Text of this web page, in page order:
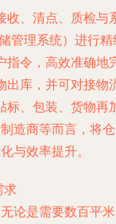
收、清点、质检与
管理系统）进行
指令，高效准确地
出库，并可对接物
标、包装、货物再
造商等而言，将
与效率提升。
求
论是需要数百平